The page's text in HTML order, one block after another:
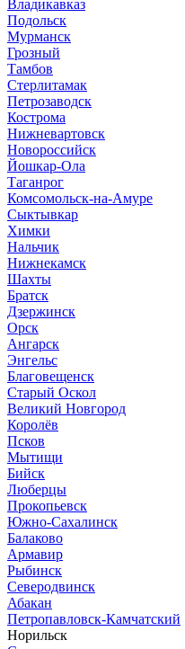
Владикавказ
Подольск
Мурманск
Грозный
Тамбов
Стерлитамак
Петрозаводск
Кострома
Нижневартовск
Новороссийск
Йошкар-Ола
Таганрог
Комсомольск-на-Амуре
Сыктывкар
Химки
Нальчик
Нижнекамск
Шахты
Братск
Дзержинск
Орск
Ангарск
Энгельс
Благовещенск
Старый Оскол
Великий Новгород
Королёв
Псков
Мытищи
Бийск
Люберцы
Прокопьевск
Южно-Сахалинск
Балаково
Армавир
Рыбинск
Северодвинск
Абакан
Петропавловск-Камчатский
Норильск